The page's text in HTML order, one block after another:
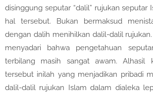
disinggung seputar “dalil” rujukan seputar
hal tersebut. Bukan bermaksud
dengan dalih menihilkan dalil-dalil
menyadari bahwa pengetahuan
terbilang masih sangat awam. Alhasil
tersebut inilah yang menjadikan pribadi
dalil-dalil rujukan Islam dalam dialeka